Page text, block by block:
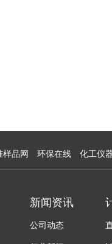
样品网 环保在线 化工仪
新闻资讯
公司动态